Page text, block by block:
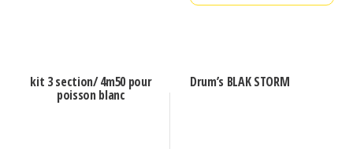
kit 3 section/ 4m50 pour
poisson blanc
Drum’s BLAK STORM